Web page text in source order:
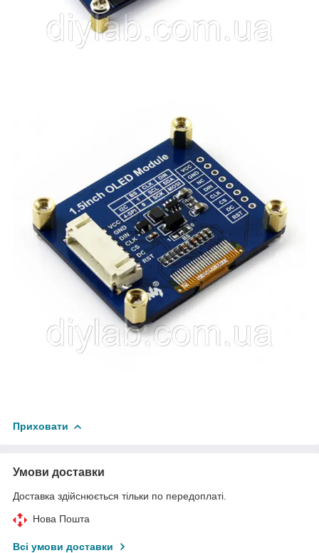
Приховати
Умови доставки
Доставка здійснюється тільки по передоплаті.
Нова Пошта
Всі умови доставки